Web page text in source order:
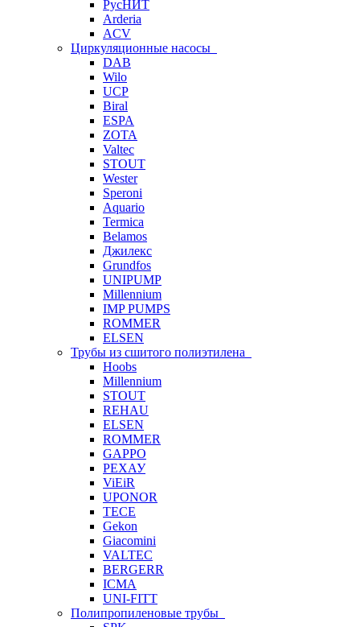
РусНИТ
Arderia
ACV
Циркуляционные насосы
DAB
Wilo
UCP
Biral
ESPA
ZOTA
Valtec
STOUT
Wester
Speroni
Aquario
Termica
Belamos
Джилекс
Grundfos
UNIPUMP
Millennium
IMP PUMPS
ROMMER
ELSEN
Трубы из сшитого полиэтилена
Hoobs
Millennium
STOUT
REHAU
ELSEN
ROMMER
GAPPO
РЕХАУ
ViEiR
UPONOR
TECE
Gekon
Giacomini
VALTEC
BERGERR
ICMA
UNI-FITT
Полипропиленовые трубы